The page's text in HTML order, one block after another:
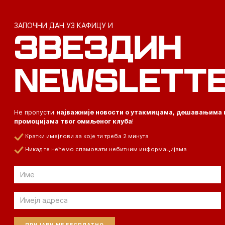
ЗАПОЧНИ ДАН УЗ КАФИЦУ И
ЗВЕЗДИН
Не пропусти најважније новости о утакмицама, дешавањима
промоцијама твог омиљеног клуба!
Кратки имејлови за које ти треба 2 минута
Никад те нећемо спамовати небитним информацијама
Email
Email